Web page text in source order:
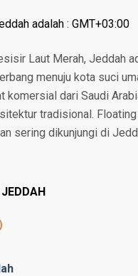
adalah : GMT+03:00
Laut Merah, Jeddah
menuju kota suci
komersial dari Saudi
tradisional.
sering dikunjungi di